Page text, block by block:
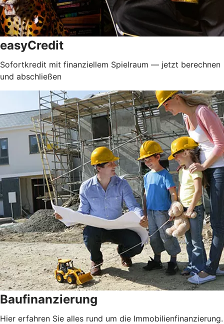
easyCredit
Sofortkredit mit finanziellem Spielraum — jetzt berechnen
und abschließen
Baufinanzierung
Hier erfahren Sie alles rund um die Immobilienfinanzierung.